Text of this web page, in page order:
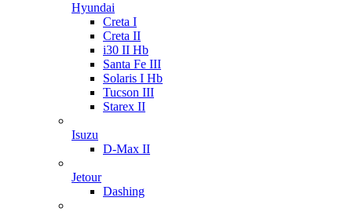
Hyundai
Creta I
Creta II
i30 II Hb
Santa Fe III
Solaris I Hb
Tucson III
Starex II
Isuzu
D-Max II
Jetour
Dashing